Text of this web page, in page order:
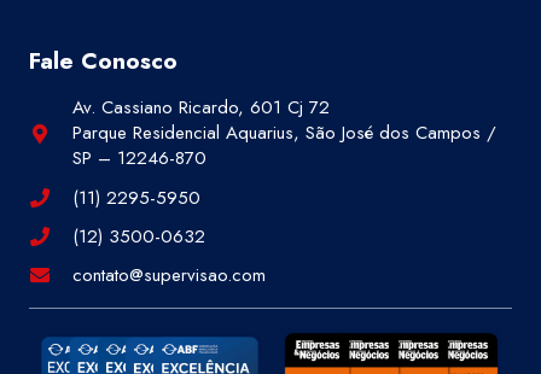
Fale Conosco
Av. Cassiano Ricardo, 601 Cj 72
Parque Residencial Aquarius, São José dos Campos /
SP – 12246-870
(11) 2295-5950
(12) 3500-0632
contato@supervisao.com